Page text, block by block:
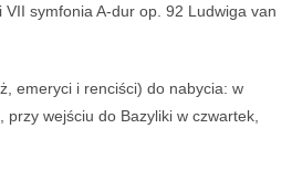
VII symfonia A-dur op. 92 Ludwiga van
emeryci i renciści) do nabycia: w
wejściu do Bazyliki w czwartek,